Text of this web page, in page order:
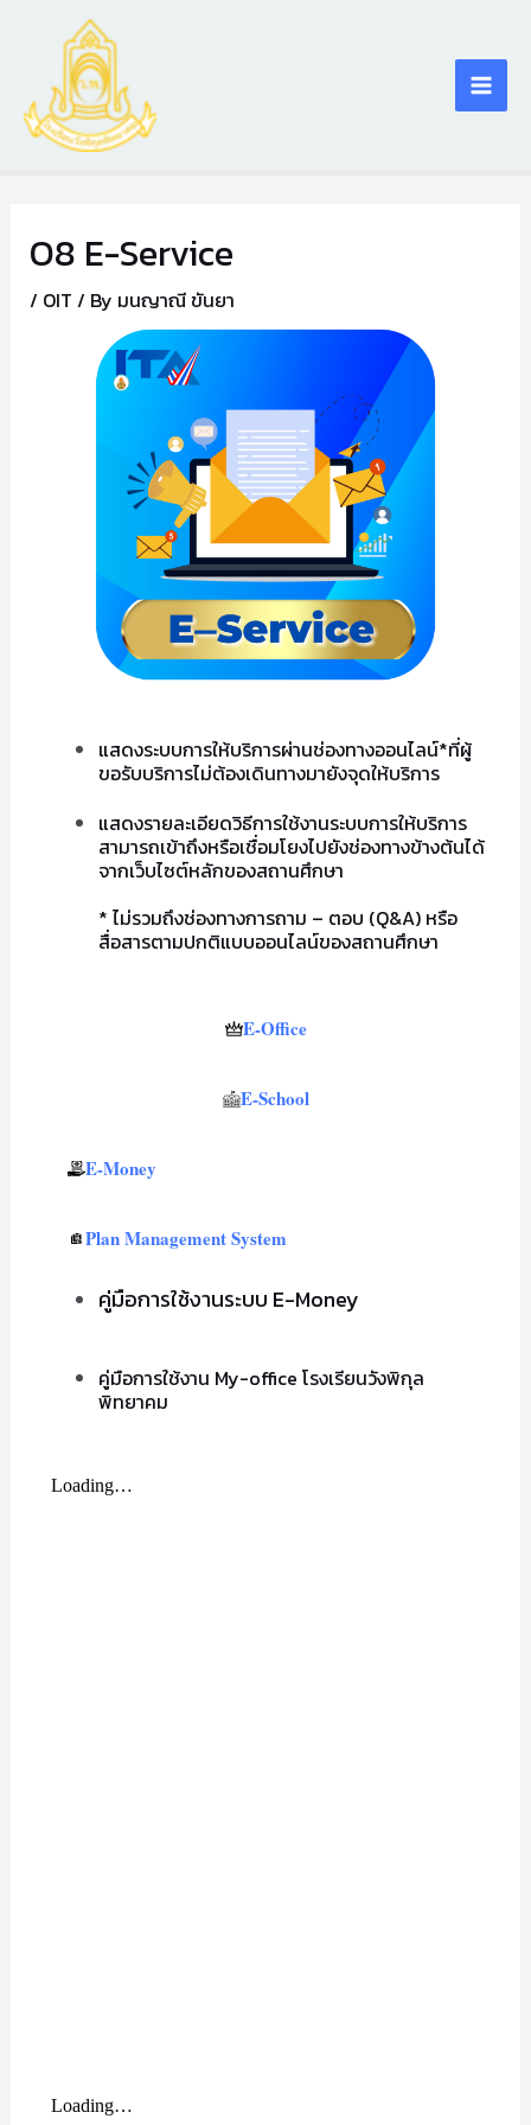
O8 E-Service
/ OIT / By มนญาณี ขันยา
แสดงระบบการให้บริการผ่านช่องทางออนไลน์*ที่ผู้
ขอรับบริการไม่ต้องเดินทางมายังจุดให้บริการ
แสดงรายละเอียดวิธีการใช้งานระบบการให้บริการ
สามารถเข้าถึงหรือเชื่อมโยงไปยังช่องทางข้างต้นได้
จากเว็บไซต์หลักของสถานศึกษา
* ไม่รวมถึงช่องทางการถาม – ตอบ (Q&A) หรือ
สื่อสารตามปกติแบบออนไลน์ของสถานศึกษา
E-Office
E-School
E-Money
Plan Management System
คู่มือการใช้งานระบบ E-Money
คู่มือการใช้งาน My-office โรงเรียนวังพิกุล
พิทยาคม